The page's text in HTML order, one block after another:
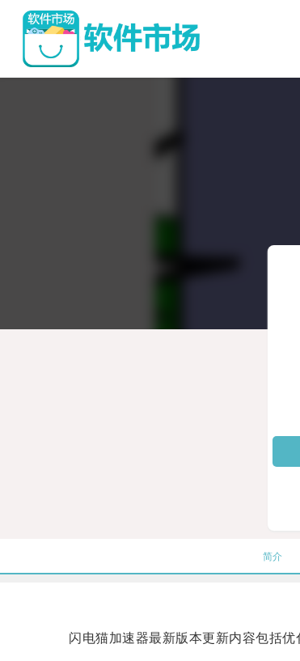
简介
闪电猫加速器最新版本更新内容包括优